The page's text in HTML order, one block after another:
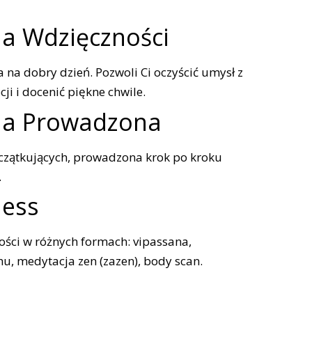
Wdzięczności
dobry dzień. Pozwoli Ci oczyścić umysł z
i docenić piękne chwile.
Prowadzona
prowadzona krok po kroku
w różnych formach: vipassana,
medytacja zen (zazen), body scan.